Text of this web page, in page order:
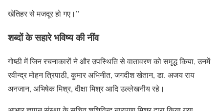
खेतिहर से मजदूर हो गए।”
शब्दों के सहारे भविष्य की नींव
गोष्ठी में जिन रचनाकारों ने और उपस्थिति से वातावरण को समृद्ध किया, उनमें
रवीन्द्र मोहन त्रिपाठी, कुमार अभिनीत, जगदीश खेतान, डा. अजय राय
अनजान, अभिषेक मिश्र, दीक्षा मिश्र आदि उल्लेखनीय रहे।